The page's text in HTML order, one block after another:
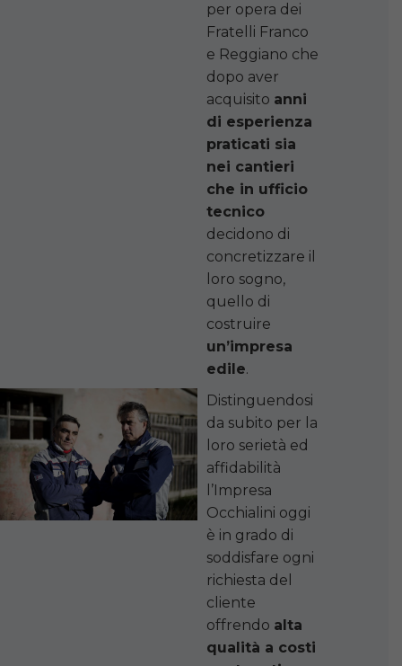
per opera dei
Fratelli Franco
e Reggiano che
dopo aver
acquisito anni
di esperienza
praticati sia
nei cantieri
che in ufficio
tecnico
decidono di
concretizzare il
loro sogno,
quello di
costruire
un’impresa
edile.
Distinguendosi
da subito per la
loro serietà ed
affidabilità
l’Impresa
Occhialini oggi
è in grado di
soddisfare ogni
richiesta del
cliente
offrendo alta
qualità a costi